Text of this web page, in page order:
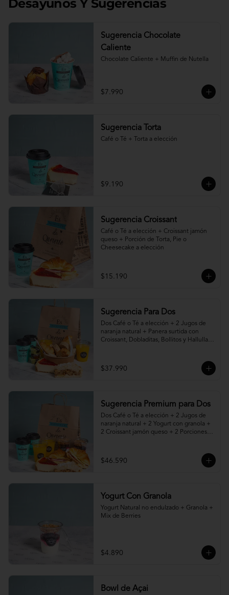
* Leche caliente no incluida.
Desayunos Y Sugerencias
Sugerencia Chocolate
Caliente
Chocolate Caliente + Muffin de Nutella
$7.990
Sugerencia Torta
Café o Té + Torta a elección
$9.190
Sugerencia Croissant
Café o Té a elección + Croissant jamón
queso + Porción de Torta, Pie o
Cheesecake a elección
$15.190
Sugerencia Para Dos
Dos Café o Té a elección + 2 Jugos de
naranja natural + Panera surtida con
Croissant, Dobladitas, Bollitos y Hallullas
Torta, Pie o Cheesecake a elección
$37.990
Sugerencia Premium para Dos
Dos Café o Té a elección + 2 Jugos de
naranja natural + 2 Yogurt con granola +
2 Croissant jamón queso + 2 Porciones
$46.590
Yogurt Con Granola
Yogurt Natural no endulzado + Granola +
Mix de Berries
$4.890
Bowl de Açai